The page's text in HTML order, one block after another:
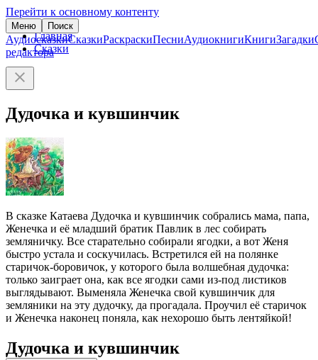
Перейти к основному контенту
Меню Поиск
АудиосказкиСказкиРаскраскиПесниАудиокнигиКнигиЗагадки
редактора
Главная
Сказки
Дудочка и кувшинчик
В сказке Катаева Дудочка и кувшинчик собрались мама, папа,
Женечка и её младший братик Павлик в лес собирать
земляничку. Все старательно собирали ягодки, а вот Женя
быстро устала и соскучилась. Встретился ей на полянке
старичок-боровичок, у которого была волшебная дудочка:
только заиграет она, как все ягодки сами из-под листиков
выглядывают. Выменяла Женечка свой кувшинчик для
земляники на эту дудочку, да прогадала. Проучил её старичок
и Женечка наконец поняла, как нехорошо быть лентяйкой!
Дудочка и кувшинчик